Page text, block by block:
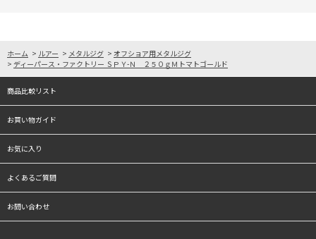
ホーム > ルアー > メタルジグ > オフショア用メタルジグ
> ディーパース・ファクトリー ＳＰＹ-Ｎ ２５０ｇＭトマトゴールド
商品比較リスト
お買い物ガイド
お気に入り
よくあるご質問
お問い合わせ